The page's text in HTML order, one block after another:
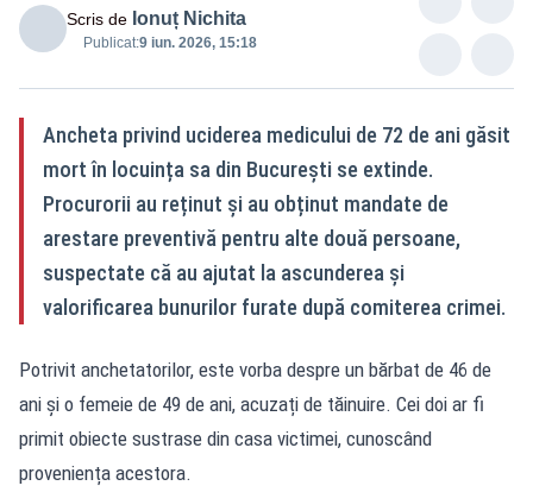
Scris de Ionuț Nichita
Publicat:9 iun. 2026, 15:18
Ancheta privind uciderea medicului de 72 de ani găsit
mort în locuința sa din București se extinde.
Procurorii au reținut și au obținut mandate de
arestare preventivă pentru alte două persoane,
suspectate că au ajutat la ascunderea și
valorificarea bunurilor furate după comiterea crimei.
Potrivit anchetatorilor, este vorba despre un bărbat de 46 de
ani și o femeie de 49 de ani, acuzați de tăinuire. Cei doi ar fi
primit obiecte sustrase din casa victimei, cunoscând
proveniența acestora.